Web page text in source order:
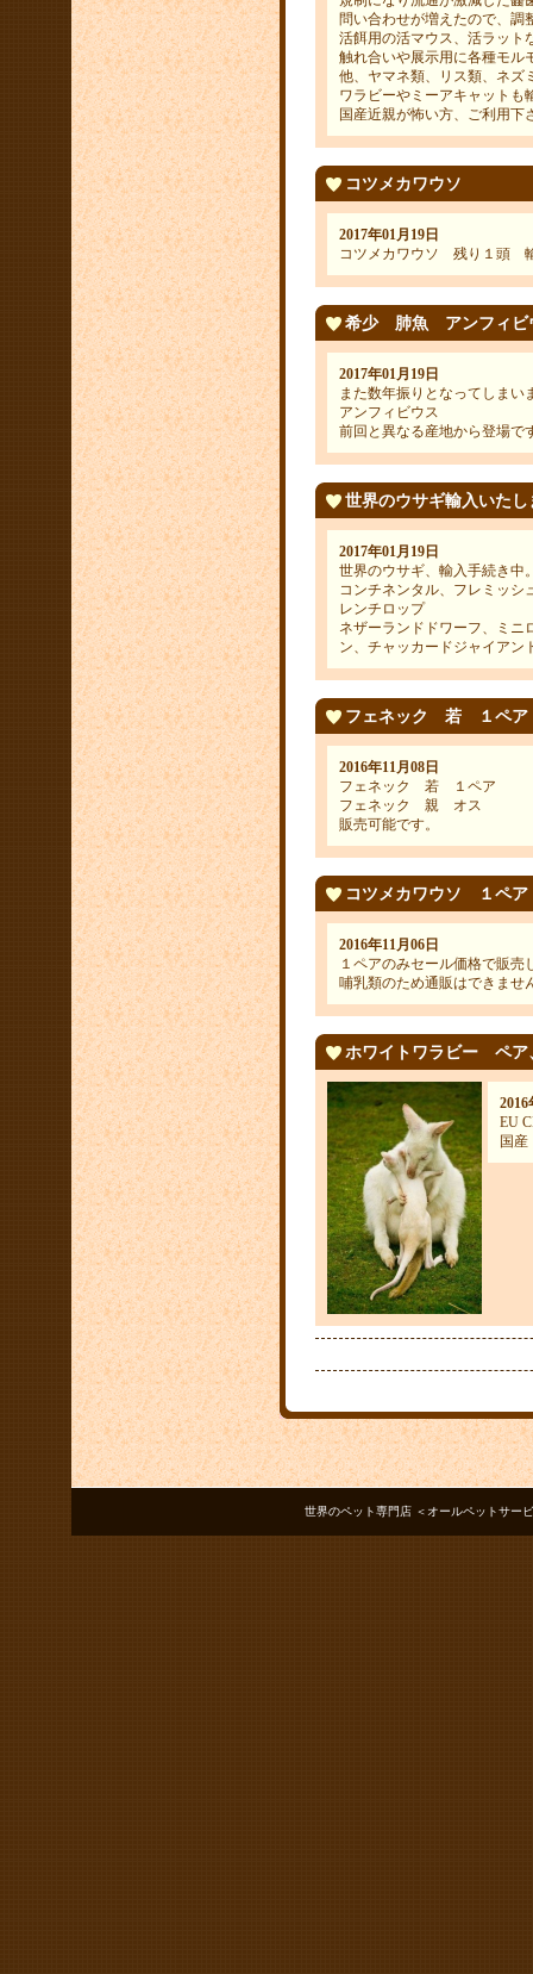
問い合わせが増えたので、調
活餌用の活マウス、活ラット
触れ合いや展示用に各種モル
他、ヤマネ類、リス類、ネズ
ワラビーやミーアキャットも
国産近親が怖い方、ご利用下
コツメカワウソ
2017年01月19日
コツメカワウソ 残り１頭
希少 肺魚 アンフィビ
2017年01月19日
また数年振りとなってしまい
アンフィビウス
前回と異なる産地から登場で
世界のウサギ輸入いたし
2017年01月19日
世界のウサギ、輸入手続き中
コンチネンタル、フレミッシ
レンチロップ
ネザーランドドワーフ、ミニ
ン、チャッカードジャイアン
フェネック 若 １ペア
2016年11月08日
フェネック 若 １ペア
フェネック 親 オス
販売可能です。
コツメカワウソ １ペ
2016年11月06日
１ペアのみセール価格で販売
哺乳類のため通販はできませ
ホワイトワラビー ペ
2016
EU
国
世界のペット専門店 ＜オールペットサー